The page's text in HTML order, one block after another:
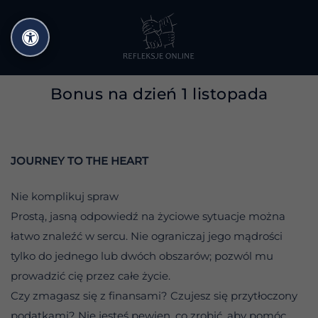
do
treści
Bonus na dzień 1 listopada
JOURNEY TO THE HEART
Nie komplikuj spraw
Prostą, jasną odpowiedź na życiowe sytuacje można
łatwo znaleźć w sercu. Nie ograniczaj jego mądrości
tylko do jednego lub dwóch obszarów; pozwól mu
prowadzić cię przez całe życie.
Czy zmagasz się z finansami? Czujesz się przytłoczony